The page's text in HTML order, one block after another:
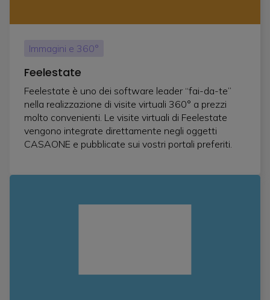
Immagini e 360°
Feelestate
Feelestate è uno dei software leader “fai-da-te”
nella realizzazione di visite virtuali 360° a prezzi
molto convenienti. Le visite virtuali di Feelestate
vengono integrate direttamente negli oggetti
CASAONE e pubblicate sui vostri portali preferiti.